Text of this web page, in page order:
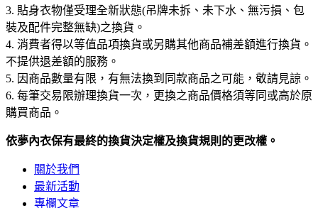
3. 貼身衣物僅受理全新狀態(吊牌未拆、未下水、無污損、包
裝及配件完整無缺)之換貨。
4. 消費者得以等值品項換貨或另購其他商品補差額進行換貨。
不提供退差額的服務。
5. 因商品數量有限，有無法換到同款商品之可能，敬請見諒。
6. 每筆交易限辦理換貨一次，更換之商品價格須等同或高於原
購買商品。
依夢內衣保有最終的換貨決定權及換貨規則的更改權。
關於我們
最新活動
專欄文章